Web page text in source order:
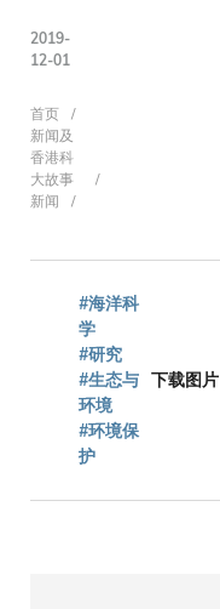
2019-
12-01
面
包
屑
首页
新闻及
香港科
大故事
新闻
#海洋科
学
#研究
#生态与
环境
#环境保
护
下载图片